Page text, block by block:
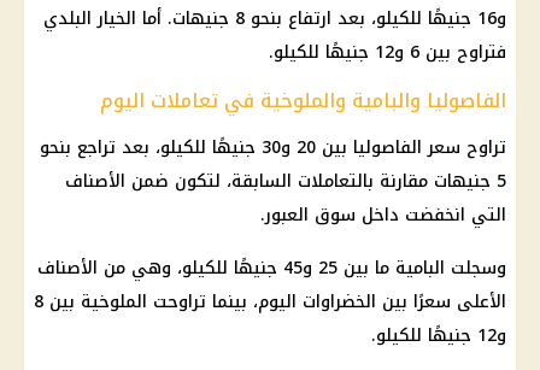
و16 جنيهًا للكيلو، بعد ارتفاع بنحو 8 جنيهات. أما الخيار البلدي
فتراوح بين 6 و12 جنيهًا للكيلو.
الفاصوليا والبامية والملوخية في تعاملات اليوم
تراوح سعر الفاصوليا بين 20 و30 جنيهًا للكيلو، بعد تراجع بنحو
5 جنيهات مقارنة بالتعاملات السابقة، لتكون ضمن الأصناف
التي انخفضت داخل سوق العبور.
وسجلت البامية ما بين 25 و45 جنيهًا للكيلو، وهي من الأصناف
الأعلى سعرًا بين الخضراوات اليوم، بينما تراوحت الملوخية بين 8
و12 جنيهًا للكيلو.